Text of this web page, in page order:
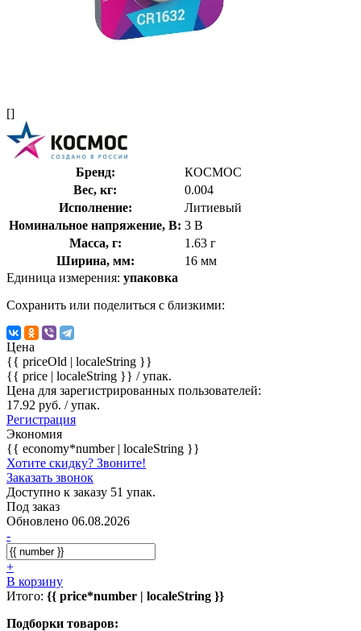
[]
Бренд:
КОСМОС
Вес, кг:
0.004
Исполнение:
Литиевый
Номинальное напряжение, В: 3 В
Масса, г:
1.63 г
Ширина, мм:
16 мм
Единица измерения: упаковка
Сохранить или поделиться с близкими:
Цена
{{ priceOld | localeString }}
{{ price | localeString }} / упак.
Цена для зарегистрированных пользователей:
17.92 руб. / упак.
Регистрация
Экономия
{{ economy*number | localeString }}
Хотите скидку? Звоните!
Заказать звонок
Доступно к заказу 51 упак.
Под заказ
Обновлено 06.08.2026
-
+
В корзину
Итого: {{ price*number | localeString }}
Подборки товаров: